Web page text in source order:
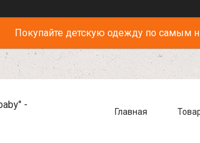
Покупайте детскую одежду по самым
-
Главная